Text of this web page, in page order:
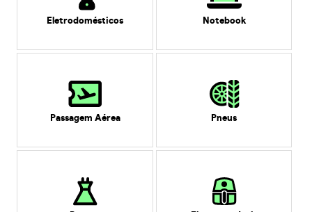
Eletrodomésticos Notebook
Passagem Aérea Pneus